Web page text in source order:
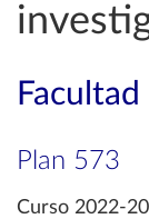
Plan 573
Curso 2022-